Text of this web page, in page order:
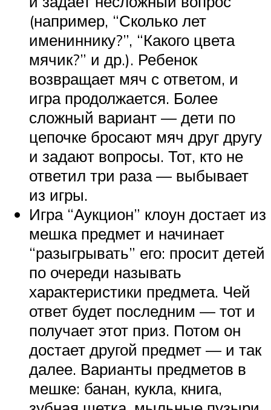
(например, “Сколько лет
имениннику?”, “Какого цвета
мячик?” и др.). Ребенок
возвращает мяч с ответом, и
игра продолжается. Более
сложный вариант — дети по
цепочке бросают мяч друг другу
и задают вопросы. Тот, кто не
ответил три раза — выбывает
из игры.
Игра “Аукцион” клоун достает из
мешка предмет и начинает
“разыгрывать” его: просит детей
по очереди называть
характеристики предмета. Чей
ответ будет последним — тот и
получает этот приз. Потом он
достает другой предмет — и так
далее. Варианты предметов в
мешке: банан, кукла, книга,